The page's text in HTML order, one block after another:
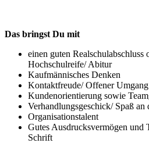
Das bringst Du mit
einen guten Realschulabschluss
Hochschulreife/ Abitur
Kaufmännisches Denken
Kontaktfreude/ Offener
Kundenorientierung sowie
Verhandlungsgeschick/ Spaß
Organisationstalent
Gutes Ausdrucksvermögen und
Schrift